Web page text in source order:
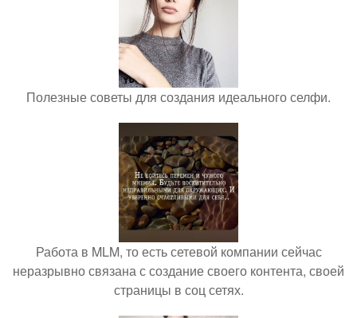
Полезные советы для создания идеального селфи.
Работа в MLM, то есть сетевой компании сейчас
неразрывно связана с создание своего контента, своей
страницы в соц сетях.